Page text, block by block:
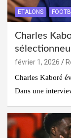
ETALONS
Charles
février 1, 2026
Charles Kaboré
Dans une